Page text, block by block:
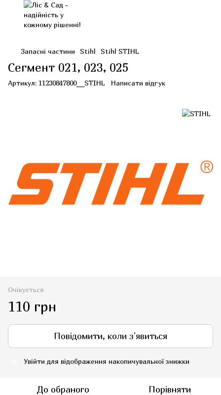
Запасні частини Stihl Stihl STIHL
Сегмент 021, 023, 025
Артикул: 11230847800__STIHL Написати відгук
Очікується
110 грн
Повідомити, коли з'явиться
Увійти для відображення накопичувальної знижки
До обраного Порівняти